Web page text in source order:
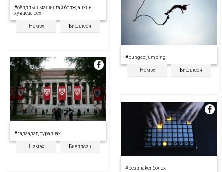
#оёлдлын машинтай болж, анхны
хувцсаа оёх
Нэмэх Биелүүлсэн
#bungee jumping
Нэмэх Биелүүлсэн
#гадаадад суралцах
Нэмэх Биелүүлсэн
#beatmaker болох